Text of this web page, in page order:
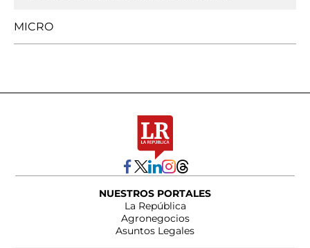
MICRO
NUESTROS PORTALES
La República
Agronegocios
Asuntos Legales